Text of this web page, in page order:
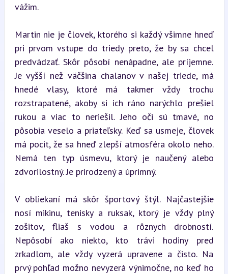
vážim.
Martin nie je človek, ktorého si každý všimne hneď
pri prvom vstupe do triedy preto, že by sa chcel
predvádzať. Skôr pôsobí nenápadne, ale príjemne.
Je vyšší než väčšina chalanov v našej triede, má
hnedé vlasy, ktoré má takmer vždy trochu
rozstrapatené, akoby si ich ráno narýchlo prešiel
rukou a viac to neriešil. Jeho oči sú tmavé, no
pôsobia veselo a priateľsky. Keď sa usmeje, človek
má pocit, že sa hneď zlepší atmosféra okolo neho.
Nemá ten typ úsmevu, ktorý je naučený alebo
zdvorilostný. Je prirodzený a úprimný.
V obliekaní má skôr športový štýl. Najčastejšie
nosí mikinu, tenisky a ruksak, ktorý je vždy plný
zošitov, fliaš s vodou a rôznych drobností.
Nepôsobí ako niekto, kto trávi hodiny pred
zrkadlom, ale vždy vyzerá upravene a čisto. Na
prvý pohľad možno nevyzerá výnimočne, no keď ho